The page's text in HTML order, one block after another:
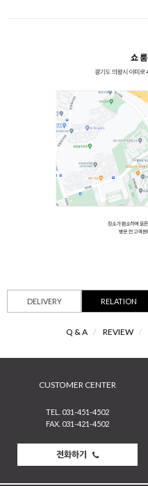
DELIVERY RELATION
Q & A / REVIEW /
CUSTOMER CENTER
TEL. 031-451-4502
FAX. 031-421-4502
전화하기